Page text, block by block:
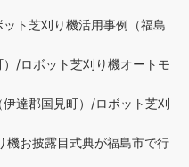
ト芝刈り機活用事例（福島
/ロボット芝刈り機オートモ
達郡国見町）/ロボット芝刈
機お披露目式典が福島市で行